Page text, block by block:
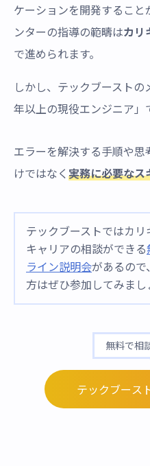
ケーションを開発すること
ンターの指導の範疇はカリ
で進められます。
しかし、テックブースト
年以上の現役エンジニア」
エラーを解決する手順や
けではなく 実務に必要なス
テックブーストではカリ
キャリアの相談ができる
ライン説明会があるので
方はぜひ参加してみまし
無料で相
テックブース